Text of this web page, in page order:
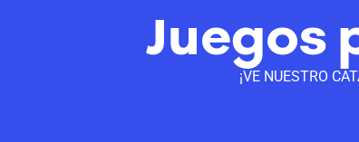
Juegos
¡VE NUESTRO